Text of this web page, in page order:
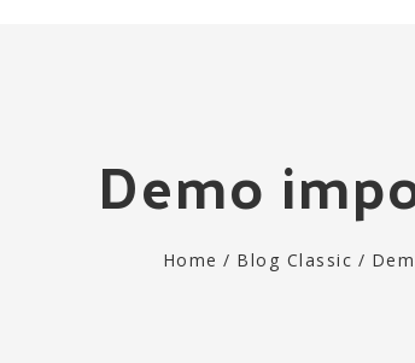
Demo
Home / Blog Classic /